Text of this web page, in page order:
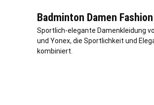
Badminton Damen Fashion
Sportlich-elegante Damenkleidung
und Yonex, die Sportlichkeit und
kombiniert.